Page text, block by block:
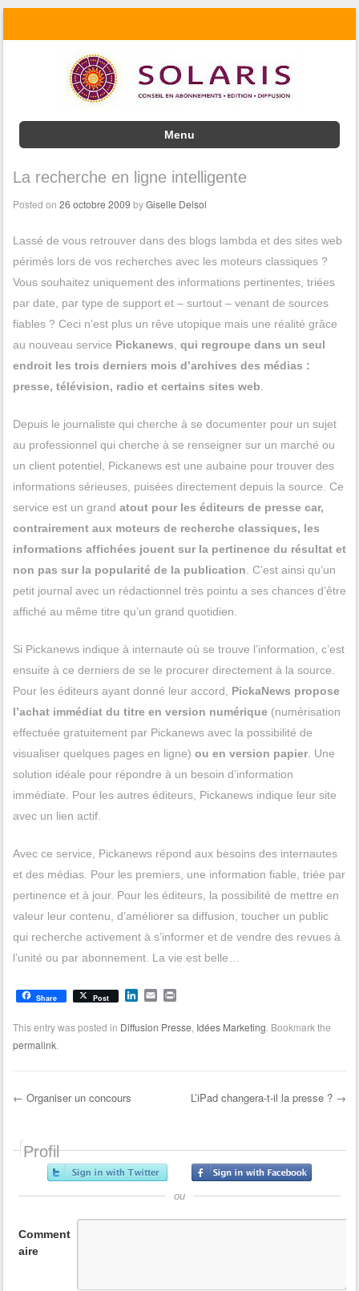
Menu
La recherche en ligne intelligente
Posted on 26 octobre 2009 byGiselle Delsol
Lassé de vous retrouver dans des blogs lambda et des sites web
périmés lors de vos recherches avec les moteurs classiques ?
Vous souhaitez uniquement des informations pertinentes, triées
par date, par type de support et – surtout – venant de sources
fiables ? Ceci n’est plus un rêve utopique mais une réalité grâce
au nouveau service Pickanews qui regroupe dans un seul
endroit les trois derniers mois d’archives des médias :
presse, télévision, radio et certains sites web
Depuis le journaliste qui cherche à se documenter pour un sujet
au professionnel qui cherche à se renseigner sur un marché ou
un client potentiel, Pickanews est une aubaine pour trouver des
informations sérieuses, puisées directement depuis la source. Ce
service est un grand atout pour les éditeurs de presse car,
contrairement aux moteurs de recherche classiques, les
informations affichées jouent sur la pertinence du résultat et
non pas sur la popularité de la publication . C’est ainsi qu’un
petit journal avec un rédactionnel très pointu a ses chances d’être
affiché au même titre qu’un grand quotidien.
Si Pickanews indique à internaute où se trouve l’information, c’est
ensuite à ce derniers de se le procurer directement à la source.
Pour les éditeurs ayant donné leur accord, PickaNews propose
l’achat immédiat du titre en version numérique (numérisation
effectuée gratuitement par Pickanews avec la possibilité de
visualiser quelques pages en ligne) ou en version papier. Une
solution idéale pour répondre à un besoin d’information
immédiate. Pour les autres éditeurs, Pickanews indique leur site
avec un lien actif.
Avec ce service, Pickanews répond aux besoins des internautes
et des médias. Pour les premiers, une information fiable, triée par
pertinence et à jour. Pour les éditeurs, la possibilité de mettre en
valeur leur contenu, d’améliorer sa diffusion, toucher un public
qui recherche activement à s’informer et de vendre des revues à
l’unité ou par abonnement. La vie est belle…
Share Post
L
k
I
E
i
n
This entry was posted in Diffusion Presse Idées Marketing . Bookmark the
permalink.
← Organiser un concours L’iPad changera-t-il la presse ? →
Profil
ou
Comment
aire